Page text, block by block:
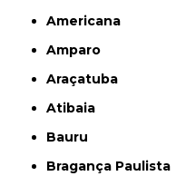
Americana
Amparo
Araçatuba
Atibaia
Bauru
Bragança Paulista